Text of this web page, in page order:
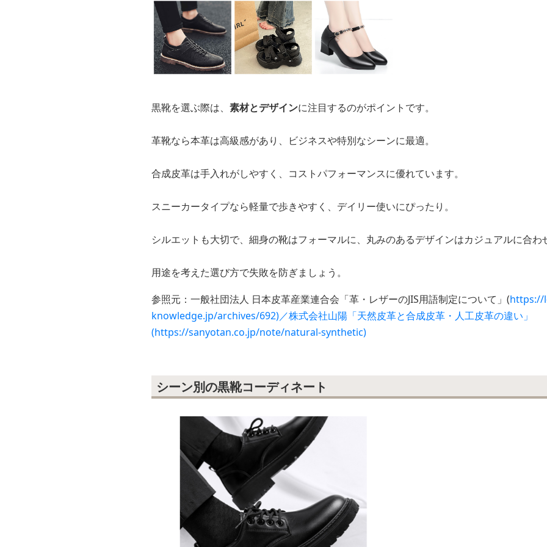
黒靴を選ぶ際は、 素材とデザインに注目するのがポイントです。
革靴なら本革は高級感があり、ビジネスや特別なシーンに最適。
合成皮革は手入れがしやすく、コストパフォーマンスに優れています。
スニーカータイプなら軽量で歩きやすく、デイリー使いにぴったり。
シルエットも大切で、細身の靴はフォーマルに、丸みのあるデザインはカジュアルに合わ
用途を考えた選び方で失敗を防ぎましょう。
参照元：一般社団法人 日本皮革産業連合会「革・レザーのJIS用語制定について」(https://
knowledge.jp/archives/692)／株式会社山陽「天然皮革と合成皮革・人工皮革の違い」
(https://sanyotan.co.jp/note/natural-synthetic)
シーン別の黒靴コーディネート